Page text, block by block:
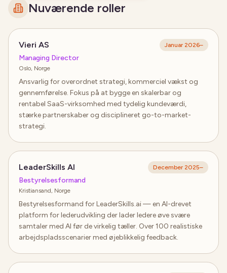
Nuværende roller
Vieri AS Januar 2026–
Managing Director
Oslo, Norge
Ansvarlig for overordnet strategi, kommerciel vækst og
gennemførelse. Fokus på at bygge en skalerbar og
rentabel SaaS-virksomhed med tydelig kundeværdi,
stærke partnerskaber og disciplineret go-to-market-
strategi.
LeaderSkills AI December 2025–
Bestyrelsesformand
Kristiansand, Norge
Bestyrelsesformand for LeaderSkills.ai — en AI-drevet
platform for lederudvikling der lader ledere øve svære
samtaler med AI før de virkelig tæller. Over 100 realistiske
arbejdspladsscenarier med øjeblikkelig feedback.